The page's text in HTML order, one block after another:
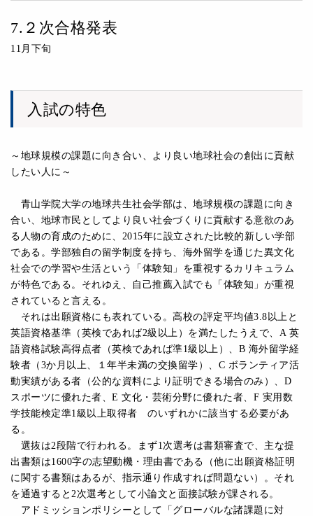
7.２次合格発表
11月下旬
入試の特色
～地球規模の課題に向き合い、より良い地球社会の創出に貢献
したい人に～
青山学院大学の地球共生社会学部は、地球規模の課題に向き
合い、地球市民としてより良い社会づくりに貢献する意欲のあ
る人物の育成のために、2015年に設立された比較的新しい学部
である。学部独自の留学制度を持ち、海外留学を通じた異文化
社会での学習や生活という「体験知」を重視するカリキュラム
が特色である。それゆえ、自己推薦入試でも「体験知」が重視
されていると言える。
それは出願資格にも表れている。高校の評定平均値3.8以上と
英語資格基準（英検であれば2級以上）を満たしたうえで、A 英
語資格試験高得点者（英検であれば準1級以上）、B 海外留学経
験者（3か月以上、１年半未満の交換留学）、C ボランティア活
動実績がある者（公的な資料により証明できる場合のみ）、D
スポーツに優れた者、E 文化・芸術分野に優れた者、F 実用数
学技能検定準1級以上取得者 のいずれかに該当する必要があ
る。
選抜は2段階で行われる。まず1次選考は書類審査で、主な提
出書類は1600字の志望動機・理由書である（他に出願資格証明
に関する書類はあるが、指示通り作成すれば問題ない）。それ
を通過すると2次選考として小論文と面接試験が課される。
アドミッションポリシーとして「グローバルな諸課題に対